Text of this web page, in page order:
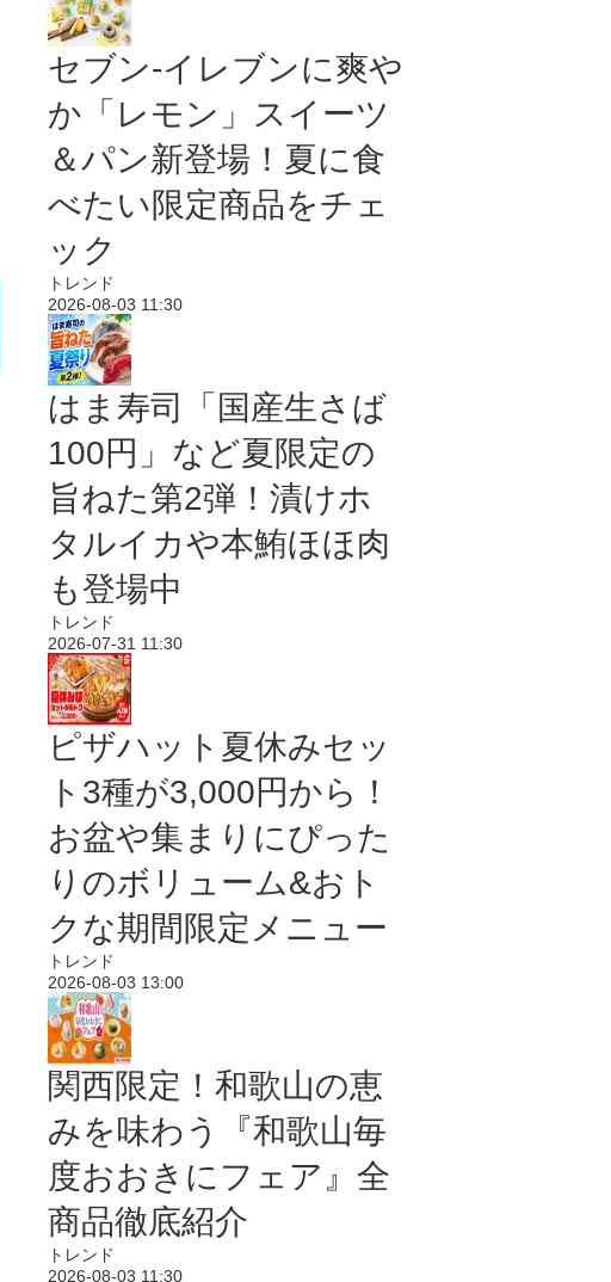
セブン‐イレブンに爽や
か「レモン」スイーツ
＆パン新登場！夏に食
べたい限定商品をチェ
ック
トレンド
2026-08-03 11:30
はま寿司「国産生さば
100円」など夏限定の
旨ねた第2弾！漬けホ
タルイカや本鮪ほほ肉
も登場中
トレンド
2026-07-31 11:30
ピザハット夏休みセッ
ト3種が3,000円から！
お盆や集まりにぴった
りのボリューム&おト
クな期間限定メニュー
トレンド
2026-08-03 13:00
関西限定！和歌山の恵
みを味わう『和歌山毎
度おおきにフェア』全
商品徹底紹介
トレンド
2026-08-03 11:30